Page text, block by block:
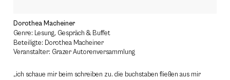
Dorothea Macheiner
Genre: Lesung, Gespräch & Buffet
Beteiligte: Dorothea Macheiner
Veranstalter: Grazer Autorenversammlung
„ich schaue mir beim schreiben zu. die buchstaben fließen aus mir